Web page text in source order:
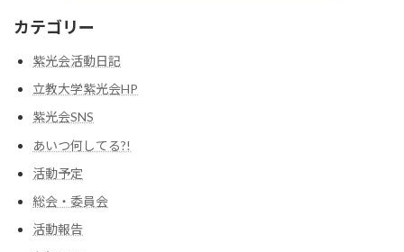
カテゴリー
紫光会活動日記
立教大学紫光会HP
紫光会SNS
あいつ何してる?!
活動予定
総会・委員会
活動報告